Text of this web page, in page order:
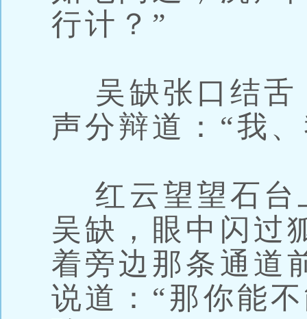
行计？”
吴缺张口结舌
声分辩道：“我
红云望望石台
吴缺，眼中闪过
着旁边那条通道
说道：“那你能